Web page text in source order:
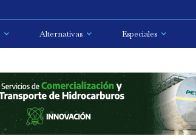
Alternativas Especiales